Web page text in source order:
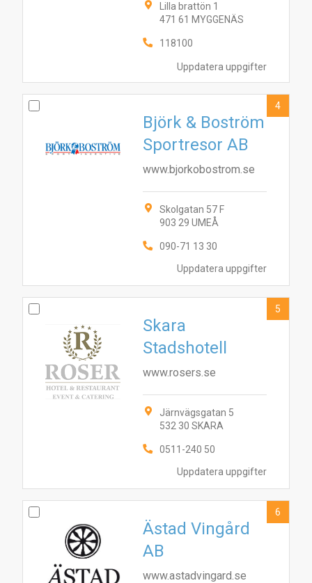
Uppdatera uppgifter
Lilla brattön 1
471 61 MYGGENÄS
118100
Uppdatera uppgifter
Björk & Boström
Sportresor AB
www.bjorkobostrom.se
Skolgatan 57 F
903 29 UMEÅ
090-71 13 30
4
Uppdatera uppgifter
Skara
Stadshotell
www.rosers.se
Järnvägsgatan 5
532 30 SKARA
0511-240 50
5
Ästad Vingård
AB
www.astadvingard.se
6